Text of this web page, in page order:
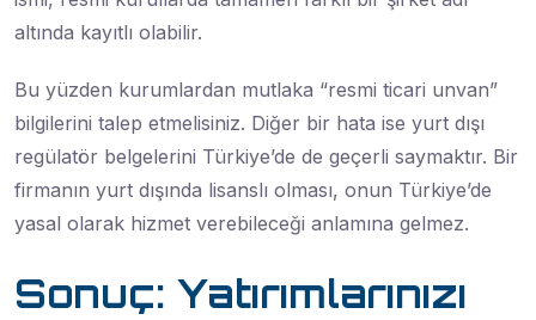
altında kayıtlı olabilir.
Bu yüzden kurumlardan mutlaka “resmi ticari unvan”
bilgilerini talep etmelisiniz. Diğer bir hata ise yurt dışı
regülatör belgelerini Türkiye’de de geçerli saymaktır. Bir
firmanın yurt dışında lisanslı olması, onun Türkiye’de
yasal olarak hizmet verebileceği anlamına gelmez.
Sonuç: Yatırımlarınızı